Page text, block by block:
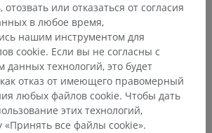
или отказаться от согласия
в любое время,
нашим инструментом для
cookie. Если вы не согласны с
данных технологий, это будет
отказ от имеющего правомерный
любых файлов cookie. Чтобы дать
этих технологий,
«Принять все файлы cookie».